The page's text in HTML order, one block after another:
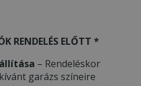
RENDELÉS ELŐTT *
– Rendeléskor
garázs színeire